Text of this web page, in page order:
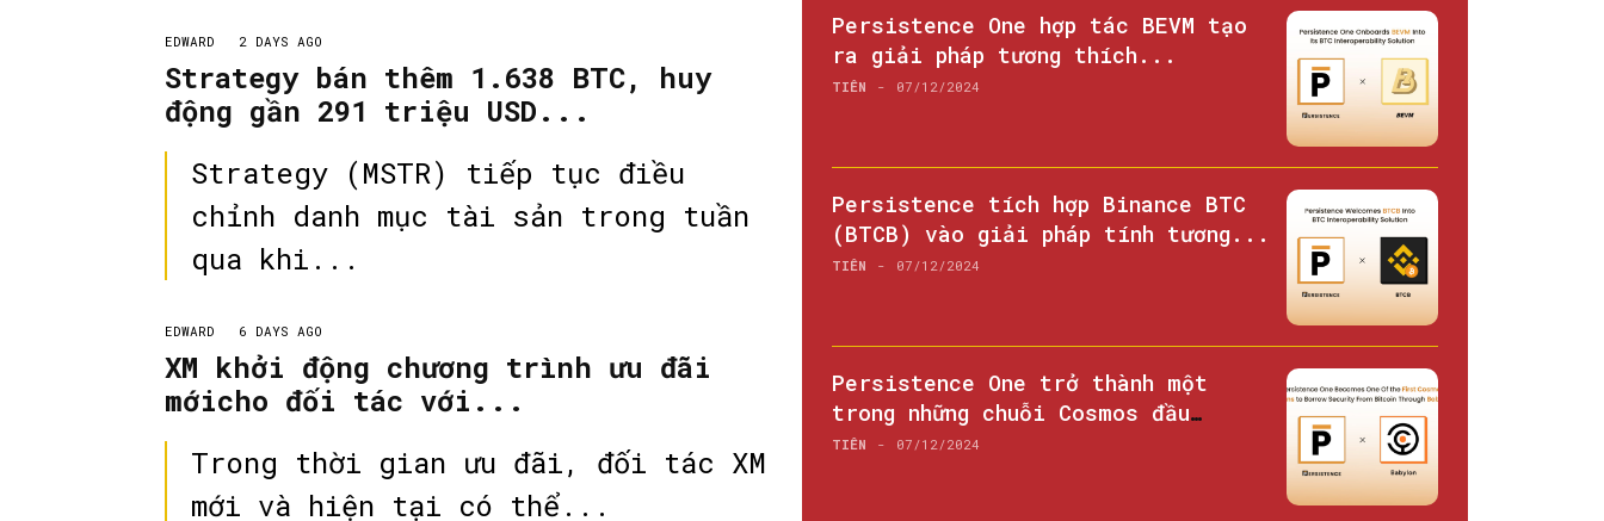
EDWARD 2 DAYS AGO
Strategy bán thêm 1.638 BTC, huy
động gần 291 triệu USD...
Strategy (MSTR) tiếp tục điều
chỉnh danh mục tài sản trong tuần
qua khi...
EDWARD 6 DAYS AGO
XM khởi động chương trình ưu đãi
mớicho đối tác với...
Trong thời gian ưu đãi, đối tác XM
mới và hiện tại có thể...
Persistence One hợp tác BEVM tạo
ra giải pháp tương thích...
TIÊN - 07/12/2024
Persistence tích hợp Binance BTC
(BTCB) vào giải pháp tính tương...
TIÊN - 07/12/2024
Persistence One trở thành một
trong những chuỗi Cosmos đầu
tiên...
TIÊN - 07/12/2024